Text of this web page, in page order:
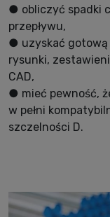
● obliczyć spadki
przepływu,
● uzyskać
rysunki,
CAD,
● mieć pewność,
w pełni
szczelności D.